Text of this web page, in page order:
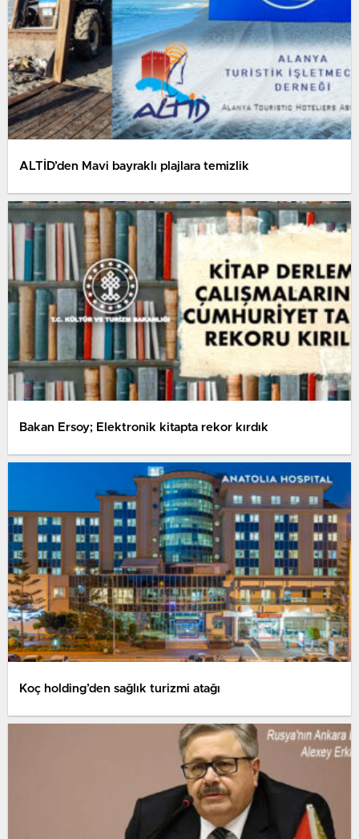
ALTİD’den Mavi bayraklı plajlara temizlik
Bakan Ersoy; Elektronik kitapta rekor kırdık
Koç holding’den sağlık turizmi atağı